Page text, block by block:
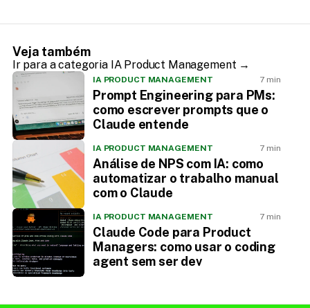
Veja também
Ir para a categoria IA Product Management →
IA PRODUCT MANAGEMENT 7 min
Prompt Engineering para PMs:
como escrever prompts que o
Claude entende
IA PRODUCT MANAGEMENT 7 min
Análise de NPS com IA: como
automatizar o trabalho manual
com o Claude
IA PRODUCT MANAGEMENT 7 min
Claude Code para Product
Managers: como usar o coding
agent sem ser dev